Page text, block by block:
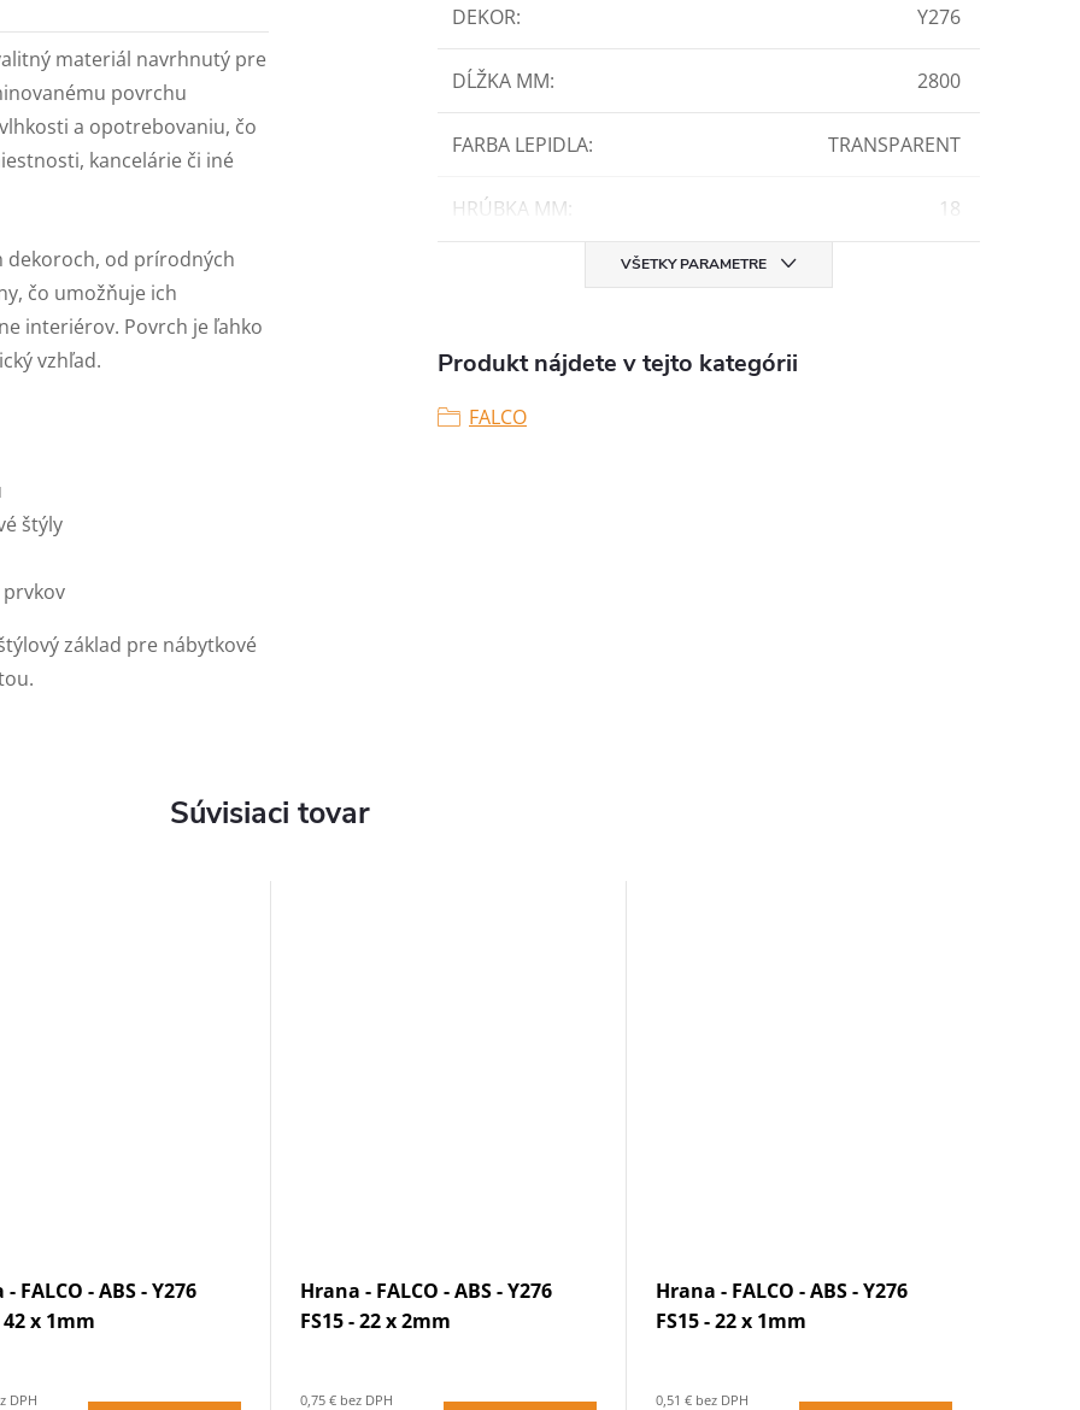
materiál navrhnutý pre
povrchu
a opotrebovaniu, čo
kancelárie či iné
dekoroch, od prírodných
čo umožňuje ich
interiérov. Povrch je ľahko
vzhľad.
štýly
základ pre nábytkové
DEKOR: Y276
DĹŽKA MM: 2800
FARBA LEPIDLA: TRANSPARENT
HRÚBKA MM: 18
VŠETKY PARAMETRE
Produkt nájdete v tejto kategórii
FALCO
Súvisiaci tovar
FALCO - ABS - Y276
42 x 1mm
DPH
Hrana - FALCO - ABS - Y276
FS15 - 22 x 2mm
0,75 € bez DPH
Hrana - FALCO - ABS - Y276
FS15 - 22 x 1mm
0,51 € bez DPH